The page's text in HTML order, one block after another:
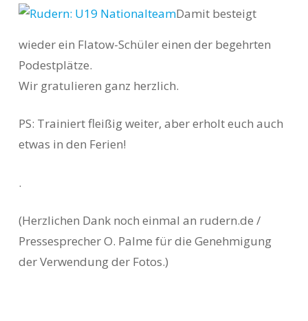
Damit besteigt
wieder ein Flatow-Schüler einen der begehrten
Podestplätze.
Wir gratulieren ganz herzlich.
PS: Trainiert fleißig weiter, aber erholt euch auch
etwas in den Ferien!
.
(Herzlichen Dank noch einmal an rudern.de /
Pressesprecher O. Palme für die Genehmigung
der Verwendung der Fotos.)